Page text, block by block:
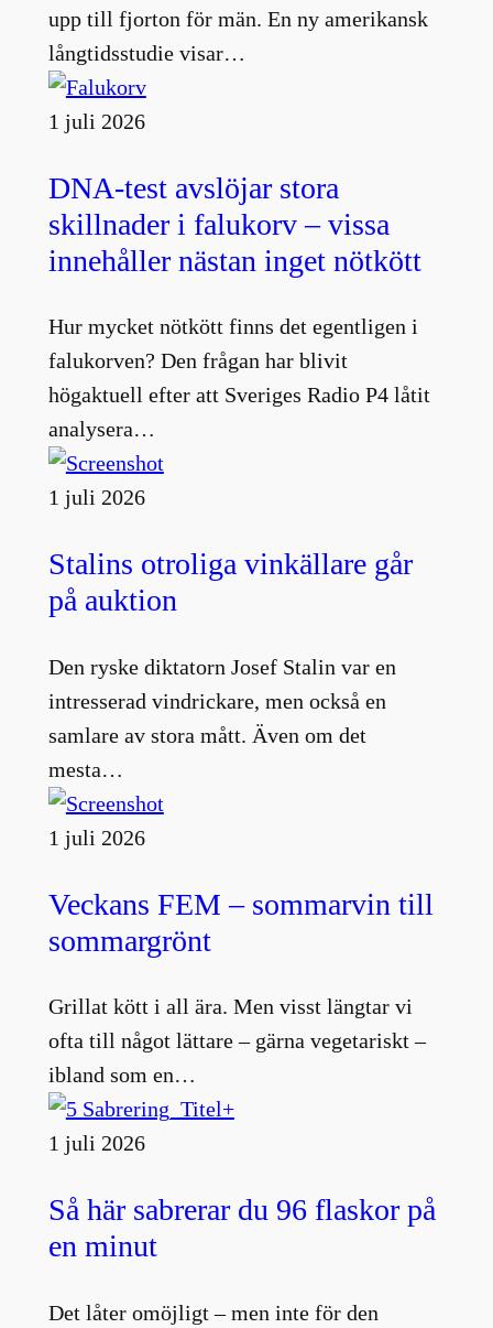
upp till fjorton för män. En ny amerikansk
långtidsstudie visar…
1 juli 2026
DNA-test avslöjar stora
skillnader i falukorv – vissa
innehåller nästan inget nötkött
Hur mycket nötkött finns det egentligen i
falukorven? Den frågan har blivit
högaktuell efter att Sveriges Radio P4 låtit
analysera…
1 juli 2026
Stalins otroliga vinkällare går
på auktion
Den ryske diktatorn Josef Stalin var en
intresserad vindrickare, men också en
samlare av stora mått. Även om det
mesta…
1 juli 2026
Veckans FEM – sommarvin till
sommargrönt
Grillat kött i all ära. Men visst längtar vi
ofta till något lättare – gärna vegetariskt –
ibland som en…
1 juli 2026
Så här sabrerar du 96 flaskor på
en minut
Det låter omöjligt – men inte för den